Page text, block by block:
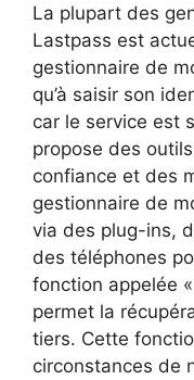
La plupart des
Lastpass est
gestionnaire de
qu’à saisir son
car le service est
propose des
confiance et des
gestionnaire de
via des plug-ins,
des téléphones
fonction appelée
permet la
tiers. Cette
circonstances de